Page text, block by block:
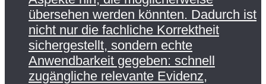
übersehen werden könnten. Dadurch ist
nicht nur die fachliche Korrektheit
sichergestellt, sondern echte
Anwendbarkeit gegeben: schnell
zugängliche relevante Evidenz,